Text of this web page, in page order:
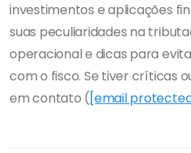
investimentos e aplicações
suas peculiaridades na
operacional e dicas para
com o fisco. Se tiver críticas
em contato ([email